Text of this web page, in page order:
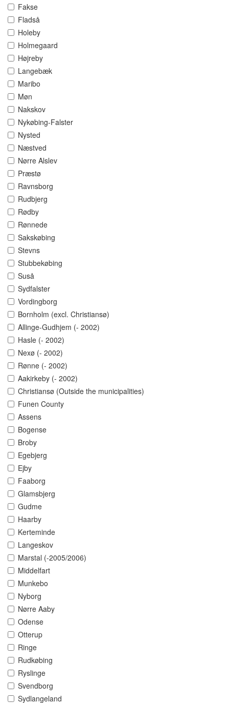
Fakse
Fladså
Holeby
Holmegaard
Højreby
Langebæk
Maribo
Møn
Nakskov
Nykøbing-Falster
Nysted
Næstved
Nørre Alslev
Præstø
Ravnsborg
Rudbjerg
Rødby
Rønnede
Sakskøbing
Stevns
Stubbekøbing
Suså
Sydfalster
Vordingborg
Bornholm (excl. Christiansø)
Allinge-Gudhjem (- 2002)
Hasle (- 2002)
Nexø (- 2002)
Rønne (- 2002)
Aakirkeby (- 2002)
Christiansø (Outside the municipalities)
Funen County
Assens
Bogense
Broby
Egebjerg
Ejby
Faaborg
Glamsbjerg
Gudme
Haarby
Kerteminde
Langeskov
Marstal (-2005/2006)
Middelfart
Munkebo
Nyborg
Nørre Aaby
Odense
Otterup
Ringe
Rudkøbing
Ryslinge
Svendborg
Sydlangeland